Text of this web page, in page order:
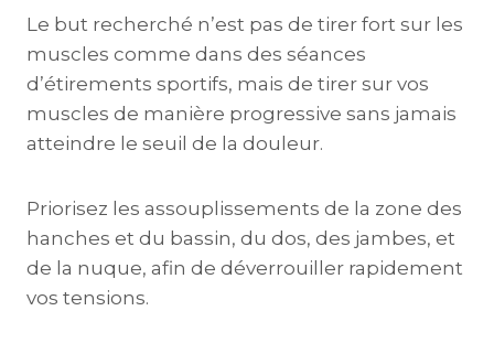
Le but recherché n’est pas de tirer fort sur les
muscles comme dans des séances
d’étirements sportifs, mais de tirer sur vos
muscles de manière progressive sans jamais
atteindre le seuil de la douleur.
Priorisez les assouplissements de la zone des
hanches et du bassin, du dos, des jambes, et
de la nuque, afin de déverrouiller rapidement
vos tensions.